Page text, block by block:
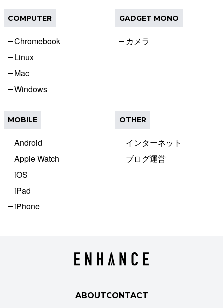
COMPUTER
Chromebook
Linux
Mac
Windows
GADGET MONO
カメラ
MOBILE
Android
Apple Watch
iOS
iPad
iPhone
OTHER
インターネット
ブログ運営
ABOUTCONTACT